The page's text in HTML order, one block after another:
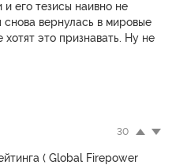
его тезисы наивно не
снова вернулась в мировые
это признавать. Ну не
30
( Global Firepower